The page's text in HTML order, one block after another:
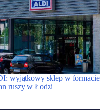
wyjątkowy sklep w formacie
ruszy w Łodzi